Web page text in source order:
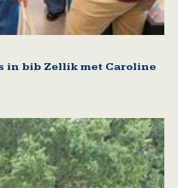
in bib Zellik met Caroline